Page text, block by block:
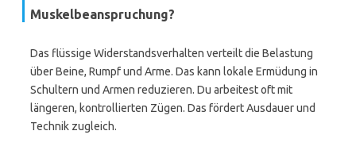
Muskelbeanspruchung?
Das flüssige Widerstandsverhalten verteilt die Belastung
über Beine, Rumpf und Arme. Das kann lokale Ermüdung in
Schultern und Armen reduzieren. Du arbeitest oft mit
längeren, kontrollierten Zügen. Das fördert Ausdauer und
Technik zugleich.